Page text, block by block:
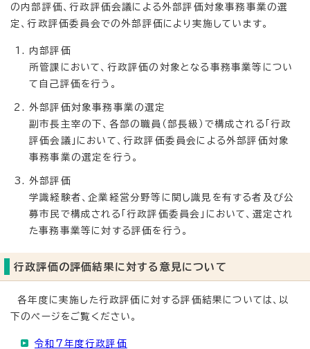
の内部評価、行政評価会議による外部評価対象事務事業の選
定、行政評価委員会での外部評価により実施しています。
内部評価
所管課において、行政評価の対象となる事務事業等につい
て自己評価を行う。
外部評価対象事務事業の選定
副市長主宰の下、各部の職員（部長級）で構成される「行政
評価会議」において、行政評価委員会による外部評価対象
事務事業の選定を行う。
外部評価
学識経験者、企業経営分野等に関し識見を有する者及び公
募市民で構成される「行政評価委員会」において、選定され
た事務事業等に対する評価を行う。
行政評価の評価結果に対する意見について
各年度に実施した行政評価に対する評価結果については、以
下のページをご覧ください。
令和7年度行政評価